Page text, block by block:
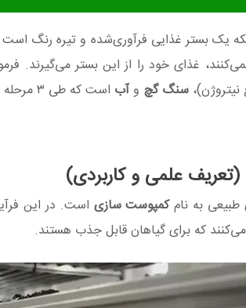
بستر غذایی فرآوری‌شده و تیره رنگ است
غذای خود را از این بستر می‌گیرند.
نیتروژن)، سنگ گچ وآب است که طی ۳ مرحله تخمیر و پاستوریزاسیون، آماده کشت می‌شود.
علمی و کاربردی)
به نامکمپوست سازی است. در این
می‌کنند که برای گیاهان قابل جذب هستند.